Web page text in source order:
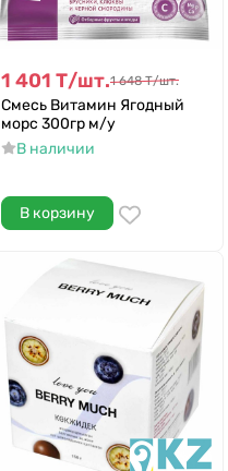
1 401 Т/шт.1 648 Т/шт.
Смесь Витамин Ягодный
морс 300гр м/у
В наличии
В корзину